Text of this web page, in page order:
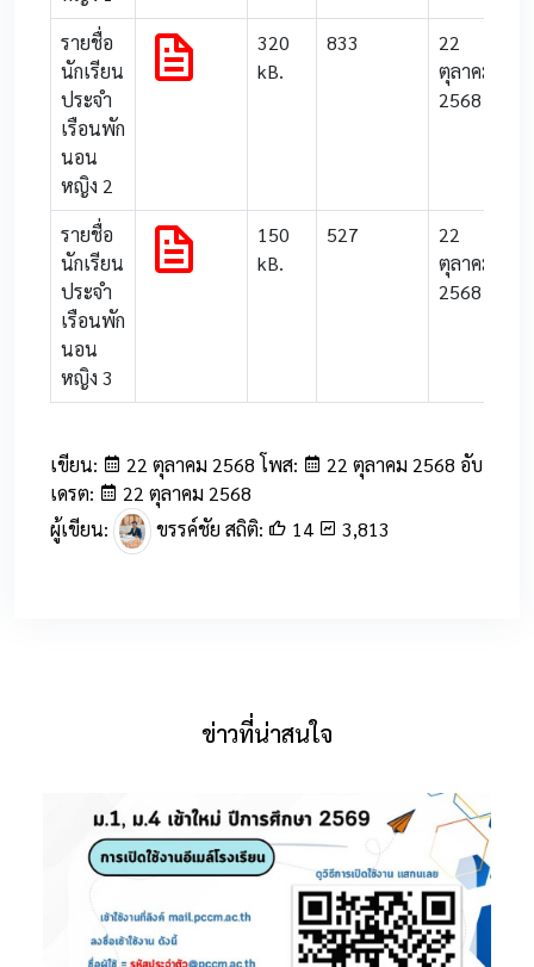
รายชื่อ
นักเรียน
ประจำ
เรือนพัก
นอน
หญิง 2
320
kB.
833
22
ตุลาคม
2568
รายชื่อ
นักเรียน
ประจำ
เรือนพัก
นอน
หญิง 3
150
kB.
527
22
ตุลาคม
2568
เขียน: 22 ตุลาคม 2568 โพส:
22 ตุลาคม 2568 อับ
เดรต:
22 ตุลาคม 2568
ผู้เขียน:
ขรรค์ชัย สถิติ: 14 3,813
ข่าวที่น่าสนใจ